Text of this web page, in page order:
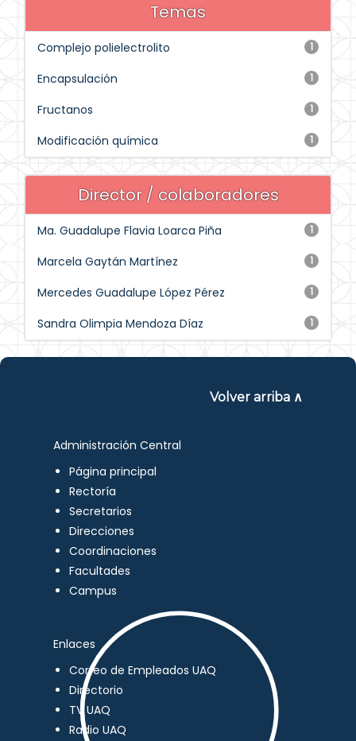
Temas
1
Complejo polielectrolito
1
Encapsulación
1
Fructanos
1
Modificación química
Director / colaboradores
1
Ma. Guadalupe Flavia Loarca Piña
1
Marcela Gaytán Martínez
1
Mercedes Guadalupe López Pérez
1
Sandra Olimpia Mendoza Díaz
Volver arriba ∧
Administración Central
Página principal
Rectoría
Secretarios
Direcciones
Coordinaciones
Facultades
Campus
Enlaces
Correo de Empleados UAQ
Directorio
TV UAQ
Radio UAQ